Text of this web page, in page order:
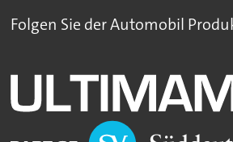
Folgen Sie der Automobil